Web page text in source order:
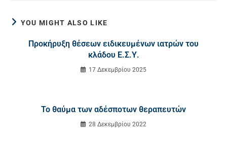
YOU MIGHT ALSO LIKE
Προκήρυξη θέσεων ειδικευμένων ιατρών του
κλάδου Ε.Σ.Υ.
17 Δεκεμβρίου 2025
Το θαύμα των αδέσποτων θεραπευτών
28 Δεκεμβρίου 2022